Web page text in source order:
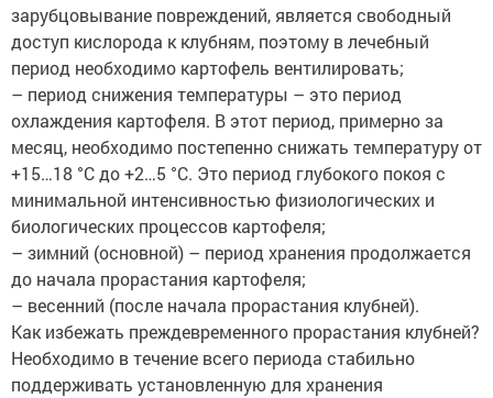
зарубцовывание повреждений, является свободный
доступ кислорода к клубням, поэтому в лечебный
период необходимо картофель вентилировать;
– период снижения температуры – это период
охлаждения картофеля. В этот период, примерно за
месяц, необходимо постепенно снижать температуру от
+15…18 °C до +2…5 °C. Это период глубокого покоя с
минимальной интенсивностью физиологических и
биологических процессов картофеля;
– зимний (основной) – период хранения продолжается
до начала прорастания картофеля;
– весенний (после начала прорастания клубней).
Как избежать преждевременного прорастания клубней?
Необходимо в течение всего периода стабильно
поддерживать установленную для хранения